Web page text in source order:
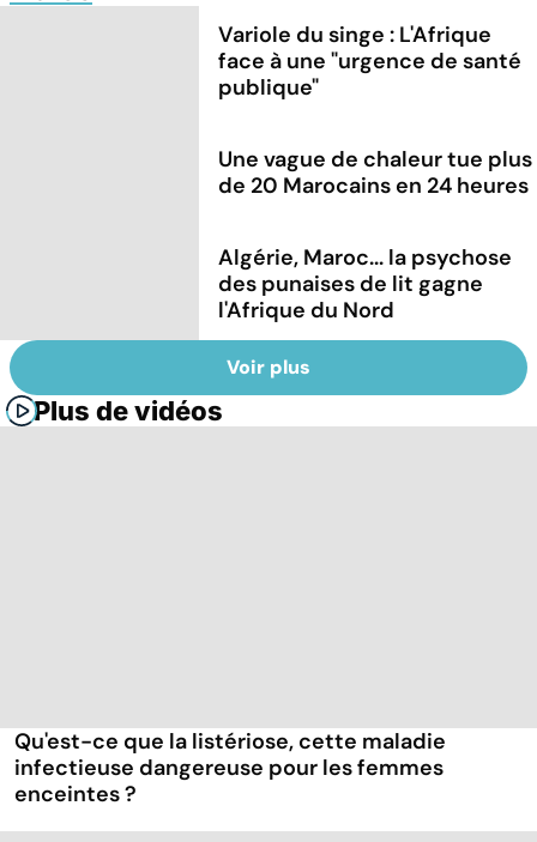
Variole du singe : L'Afrique
face à une "urgence de santé
publique"
Une vague de chaleur tue plus
de 20 Marocains en 24 heures
Algérie, Maroc... la psychose
des punaises de lit gagne
l'Afrique du Nord
Voir plus
Plus de vidéos
Qu'est-ce que la listériose, cette maladie
infectieuse dangereuse pour les femmes
enceintes ?